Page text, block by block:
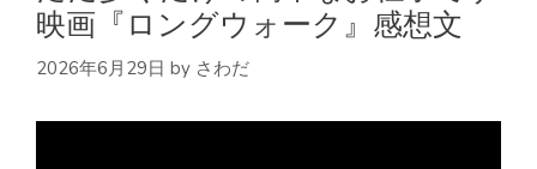
映画『ロングウォーク』感想文
2026年6月29日 by さわだ